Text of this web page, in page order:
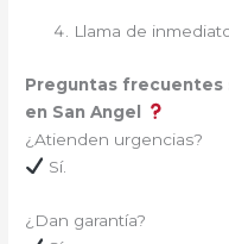
Llama de
Preguntas
en San Angel
¿Atienden urgencias?
Sí.
¿Dan garantía?